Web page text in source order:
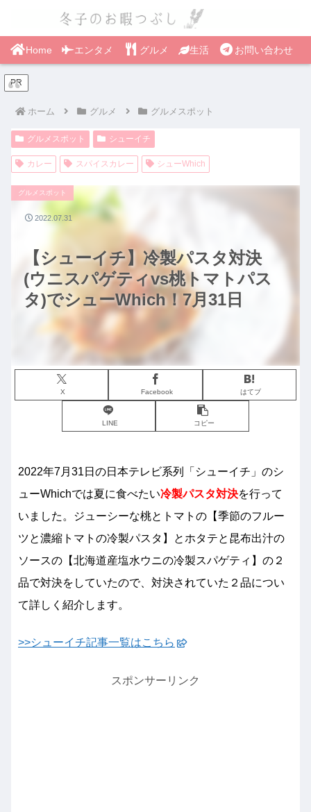
Home エンタメ グルメ 生活 お問い合わせ
PR
ホーム グルメ グルメスポット
グルメスポット シューイチ
カレー スパイスカレー シューWhich
【シューイチ】冷製パスタ対決
(ウニスパゲティvs桃トマトパス
タ)でシューWhich！7月31日
グルメスポット
X Facebook はてブ
LINE コピー
2022.07.31
2022年7月31日の日本テレビ系列「シューイチ」のシ
ューWhichでは夏に食べたい冷製パスタ対決を行って
いました。ジューシーな桃とトマトの【季節のフルー
ツと濃縮トマトの冷製パスタ】とホタテと昆布出汁の
ソースの【北海道産塩水ウニの冷製スパゲティ】の２
品で対決をしていたので、対決されていた２品につい
て詳しく紹介します。
>>シューイチ記事一覧はこちら
スポンサーリンク